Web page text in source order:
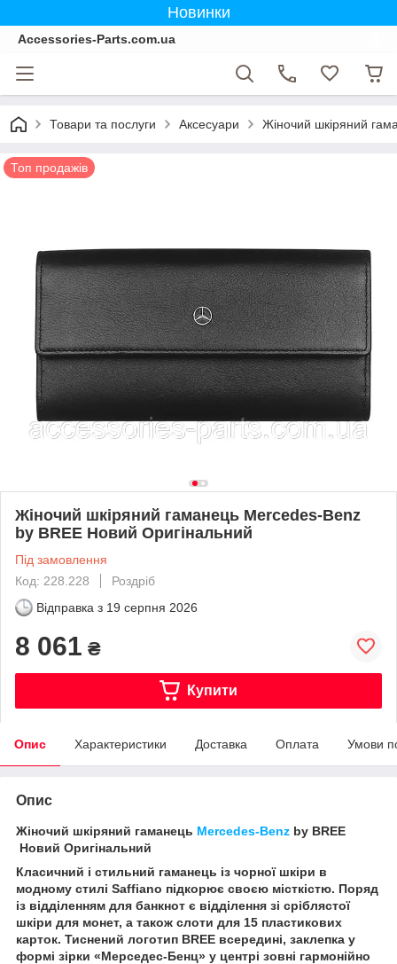
Новинки
Accessories-Parts.com.ua
Товари та послуги Аксесуари Жіночий шкіряний
Топ продажів
Жіночий шкіряний гаманець Mercedes-Benz
by BREE Новий Оригінальний
Під замовлення
Код: 228.228
Роздріб
Відправка з 19 серпня 2026
8 061 ₴
Купити
Опис Характеристики Доставка Оплата Умови
Опис
Жіночий шкіряний гаманець Mercedes-Benz by BREE
Новий Оригінальний
Класичний і стильний гаманець із чорної шкіри в
модному стилі Saffiano підкорює своєю місткістю. Поряд
із відділенням для банкнот є відділення зі сріблястої
шкіри для монет, а також слоти для 15 пластикових
карток. Тиснений логотип BREE всередині, заклепка у
формі зірки «Мерседес-Бенц» у центрі зовні гармонійно